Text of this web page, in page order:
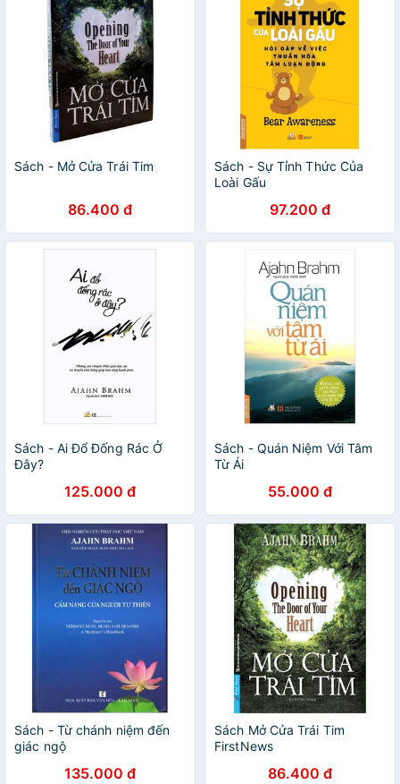
Sách - Mở Cửa Trái Tim
86.400 đ
Sách - Sự Tỉnh Thức Của
Loài Gấu
97.200 đ
Sách - Ai Đổ Đống Rác Ở
Đây?
125.000 đ
Sách - Quán Niệm Với Tâm
Từ Ái
55.000 đ
Sách - Từ chánh niệm đến
giác ngộ
135.000 đ
Sách Mở Cửa Trái Tim
FirstNews
86.400 đ